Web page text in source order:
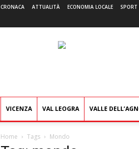
CRONACA ATTUALITÀ ECONOMIA LOCALE SPORT
VICENZA VAL LEOGRA VALLE
Home Tags Mondo